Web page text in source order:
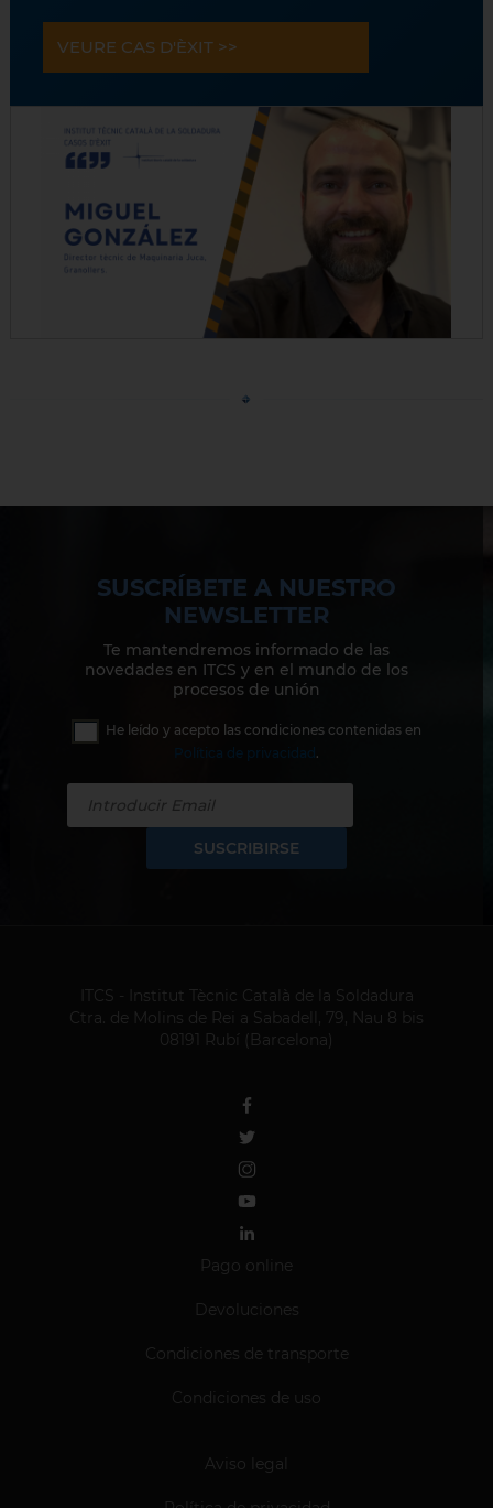
VEURE CAS D'ÈXIT >>
SUSCRÍBETE A NUESTRO
NEWSLETTER
Te mantendremos informado de las
novedades en ITCS y en el mundo de los
procesos de unión
He leído y acepto las condiciones contenidas en
Política de privacidad.
SUSCRIBIRSE
ITCS - Institut Tècnic Català de la Soldadura
Ctra. de Molins de Rei a Sabadell, 79, Nau 8 bis
08191 Rubí (Barcelona)
Pago online
Devoluciones
Condiciones de transporte
Condiciones de uso
Aviso legal